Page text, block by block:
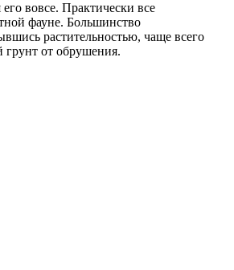
вовсе. Практически все
фауне. Большинство
растительностью, чаще всего
от обрушения.